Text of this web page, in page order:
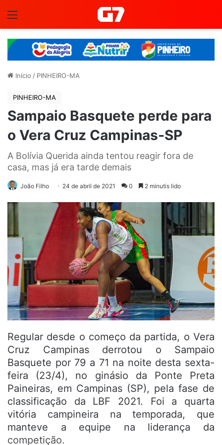
Início / PINHEIRO-MA
PINHEIRO-MA
Sampaio Basquete perde para
o Vera Cruz Campinas-SP
A Bolívia Querida ainda tentou reagir fora de
casa, mas já era tarde demais
João Filho 24 de abril de 2021 0 2 minutis lido
Regular desde o começo da partida, o Vera
Cruz Campinas derrotou o Sampaio
Basquete por 79 a 71 na noite desta sexta-
feira (23/4), no ginásio da Ponte Preta
Paineiras, em Campinas (SP), pela fase de
classificação da LBF 2021. Foi a quarta
vitória campineira na temporada, que
manteve a equipe na liderança da
competição.